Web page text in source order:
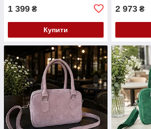
1 399 ₴
Купити
2 973 ₴